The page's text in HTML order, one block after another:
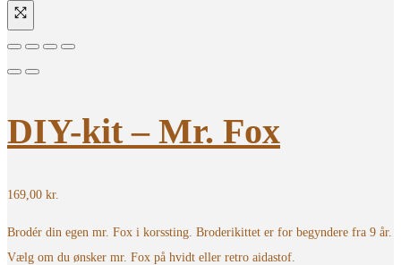
DIY-kit – Mr. Fox
169,00 kr.
Brodér din egen mr. Fox i korssting. Broderikittet er for begyndere fra 9 år.
Vælg om du ønsker mr. Fox på hvidt eller retro aidastof.